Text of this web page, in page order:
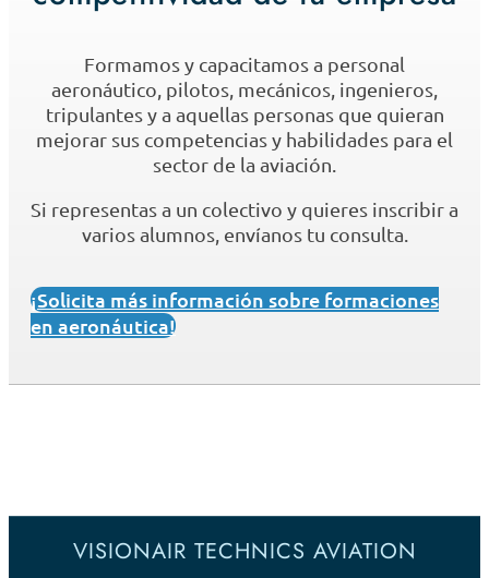
Formamos y capacitamos a personal
aeronáutico, pilotos, mecánicos, ingenieros,
tripulantes y a aquellas personas que quieran
mejorar sus competencias y habilidades para el
sector de la aviación.
Si representas a un colectivo y quieres inscribir a
varios alumnos, envíanos tu consulta.
¡Solicita más información sobre formaciones
en aeronáutica!
VISIONAIR TECHNICS AVIATION